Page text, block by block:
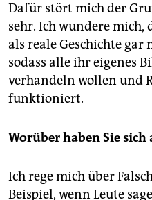
Dafür stört mich der
sehr. Ich wundere mich,
als reale Geschichte
sodass alle ihr eigenes
verhandeln wollen und
funktioniert.
Worüber haben Sie
Ich rege mich über
Beispiel, wenn Leute